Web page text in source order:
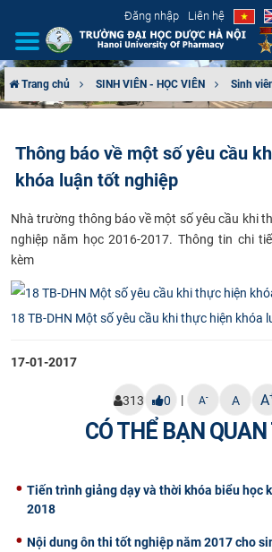
Đăng nhập Liên hệ
CƠ CẤU TỔ CHỨC
ĐÀO TẠO
ĐẢM BẢO CHẤT LƯỢNG
CỰU NGƯỜI HỌC
Trang chủ SINH VIÊN - HỌC VIÊN Sinh
Thông báo về một số yêu cầu
khóa luận tốt nghiệp
Nhà trường thông báo về một số yêu cầu khi
nghiệp năm học 2016-2017. Thông tin chi
kèm
18 TB-DHN Một số yêu cầu khi thực hiện khóa
17-01-2017
313 0 | A- A A
CÓ THỂ BẠN
Tiến trình giảng dạy và thời khóa biểu học
2018
Nội dung ôn thi tốt nghiệp năm 2017 cho